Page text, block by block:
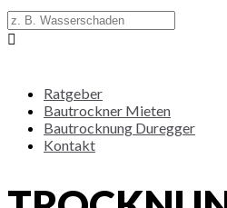
Ratgeber
Bautrockner Mieten
Bautrocknung Duregger
Kontakt